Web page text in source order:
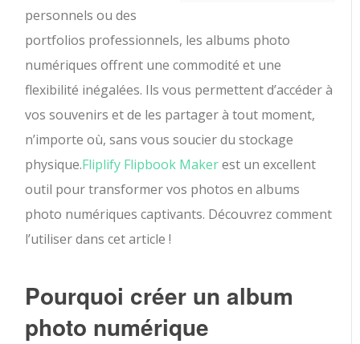
personnels ou des
portfolios professionnels, les albums photo
numériques offrent une commodité et une
flexibilité inégalées. Ils vous permettent d’accéder à
vos souvenirs et de les partager à tout moment,
n’importe où, sans vous soucier du stockage
physique.Fliplify Flipbook Makerest un excellent
outil pour transformer vos photos en albums
photo numériques captivants. Découvrez comment
l’utiliser dans cet article !
Pourquoi créer un album
photo numérique